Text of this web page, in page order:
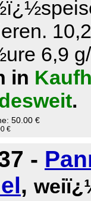
6,9
in
.
50.00 €
€
-
,